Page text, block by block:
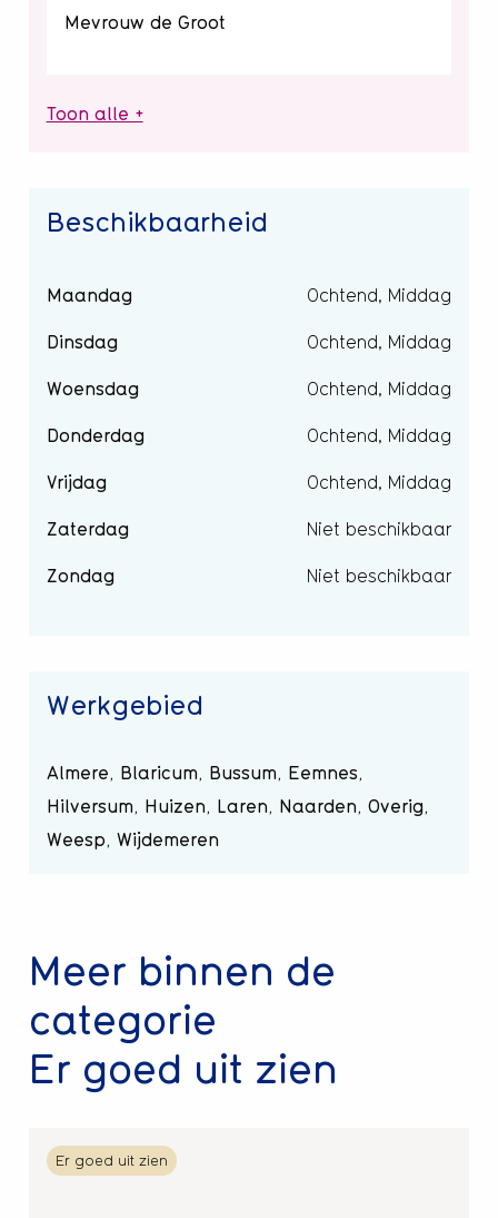
Mevrouw de Groot
Toon alle +
Beschikbaarheid
Maandag Ochtend, Middag
Dinsdag Ochtend, Middag
Woensdag Ochtend, Middag
Donderdag Ochtend, Middag
Vrijdag Ochtend, Middag
Zaterdag Niet beschikbaar
Zondag Niet beschikbaar
Werkgebied
Almere, Blaricum, Bussum, Eemnes,
Hilversum, Huizen, Laren, Naarden, Overig,
Weesp, Wijdemeren
Meer binnen de
categorie
Er goed uit zien
Er goed uit zien
meer